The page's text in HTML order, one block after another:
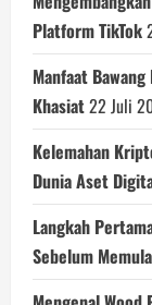
Platform TikTok
Manfaat
Khasiat22 Juli
Kelemahan
Dunia Aset
Langkah
Sebelum